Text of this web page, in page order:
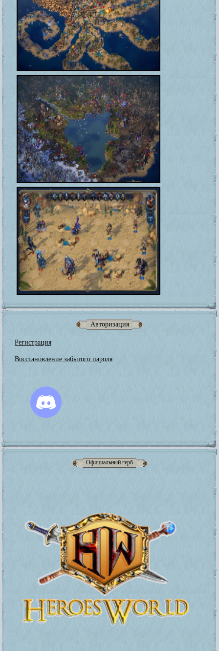
Авторизация
Регистрация
Восстановление забытого пароля
Официальный герб